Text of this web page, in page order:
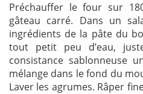
Préchauffer le four sur
gâteau carré. Dans un
ingrédients de la pâte du
tout petit peu d’eau,
consistance sablonneuse
mélange dans le fond du
Laver les agrumes. Râper